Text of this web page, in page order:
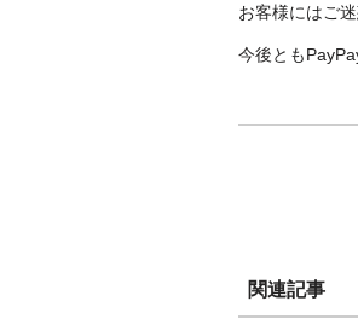
お客様にはご
今後とも
関連記事